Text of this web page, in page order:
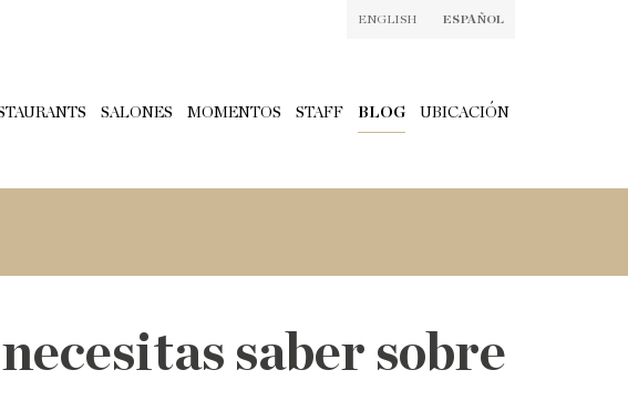
SALONES MOMENTOS STAFF BLOG UBICACIÓN
ENGLISH ESPAÑOL
saber sobre